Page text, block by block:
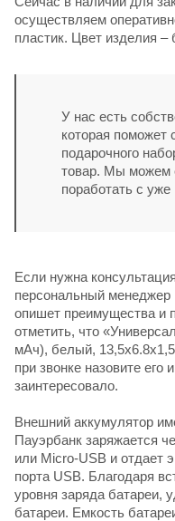
осуществляем
пластик. Цвет изделия –
У нас есть
которая поможет
подарочного
товар. Мы можем
поработать с
Если нужна
персональный менеджер
опишет преимущества и
отметить, что
мАч), белый,
при звонке назовите
заинтересовало.
Внешний аккумулятор
Пауэрбанк заряжается
или Micro-USB и отдает
порта USB. Благодаря
уровня заряда батареи,
батареи. Емкость